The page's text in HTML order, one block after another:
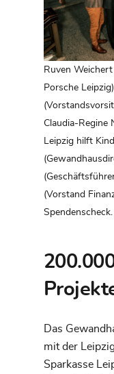
Ruven
Porsche
Claudia-Regine
Leipzig hilft
(Vorstand
Spendenscheck.
Das
mit der
Sparkasse